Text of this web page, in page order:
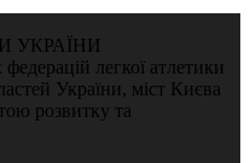
УКРАЇНИ
легкої атлетики
України, міст Києва
розвитку та